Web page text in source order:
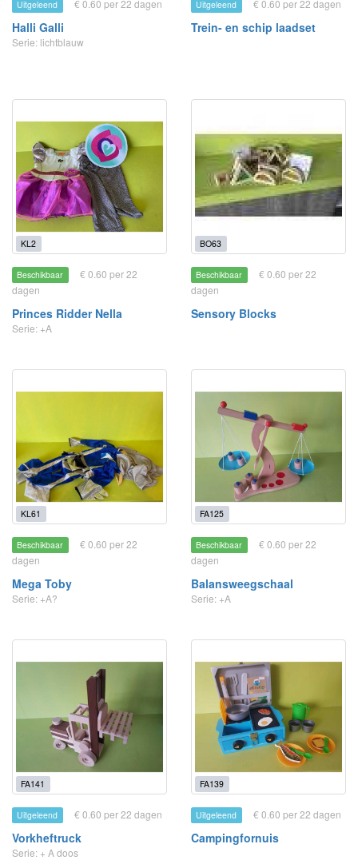
Uitgeleend € 0.60 per 22 dagen
Halli Galli
Serie: lichtblauw
Uitgeleend € 0.60 per 22 dagen
Trein- en schip laadset
KL2
Beschikbaar
€ 0.60 per 22
dagen
Princes Ridder Nella
Serie: +A
BO63
Beschikbaar
€ 0.60 per 22
dagen
Sensory Blocks
KL61
Beschikbaar
€ 0.60 per 22
dagen
Mega Toby
Serie: +A?
FA125
Beschikbaar
€ 0.60 per 22
dagen
Balansweegschaal
Serie: +A
FA141
Uitgeleend € 0.60 per 22 dagen
Vorkheftruck
Serie: + A doos
FA139
Uitgeleend € 0.60 per 22 dagen
Campingfornuis